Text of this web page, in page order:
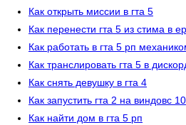
Как открыть миссии в гта 5
Как перенести гта 5 из стима в
Как работать в гта 5 рп
Как транслировать гта 5 в
Как снять девушку в гта 4
Как запустить гта 2 на виндовс 10
Как найти дом в гта 5 рп